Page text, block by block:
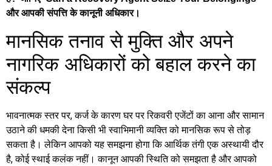
और आपकी संपत्ति के कानूनी अधिकार।
मानसिक तनाव से मुक्ति और अपने
नागरिक अधिकारों को बहाल करने का
संकल्प
भावनात्मक स्तर पर, कर्ज के कारण घर पर रिकवरी एजेंटों का आना और सामान
उठाने की धमकी देना किसी भी स्वाभिमानी व्यक्ति को मानसिक रूप से तोड़
सकता है। लेकिन आपको यह समझना होगा कि आर्थिक तंगी एक अस्थायी दौर
है, कोई स्थाई कलंक नहीं। कानून आपकी स्थिति को समझता है और आपको